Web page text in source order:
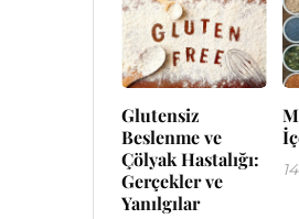
Glutensiz
Beslenme ve
Çölyak Hastalığı:
Gerçekler ve
Yanılgılar